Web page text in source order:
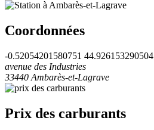
Coordonnées
-0.52054201580751 44.926153290504
avenue des Industries
33440 Ambarès-et-Lagrave
Prix des carburants